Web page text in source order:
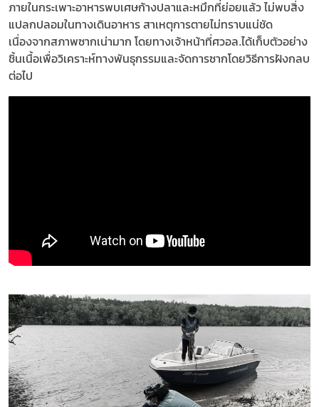
ภายในกระเพาะอาหารพบเศษก้างปลาและหมึกที่ย่อยแล้ว ไม่พบสิ่ง
แปลกปลอมในทางเดินอาหาร สาเหตุการตายไม่ทราบแน่ชัด
เนื่องจากสภาพซากเน่ามาก โดยทางเจ้าหน้าที่ศวอล.ได้เก็บตัวอย่าง
ชิ้นเนื้อเพื่อวิเคราะห์ทางพันธุกรรมและจัดการซากโดยวิธีการฝังกลบ
ต่อไป